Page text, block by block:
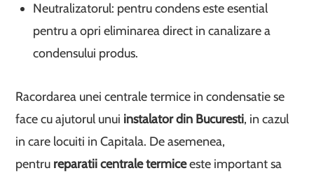
Neutralizatorul: pentru condens este esential
pentru a opri eliminarea direct in canalizare a
condensului produs.
Racordarea unei centrale termice in condensatie se
face cu ajutorul unui instalator din Bucuresti, in cazul
in care locuiti in Capitala. De asemenea,
pentru reparatii centrale termiceeste important sa